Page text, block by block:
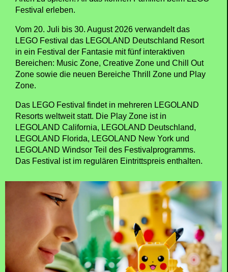
Festival erleben.
Vom 20. Juli bis 30. August 2026 verwandelt das
LEGO Festival das LEGOLAND Deutschland Resort
in ein Festival der Fantasie mit fünf interaktiven
Bereichen: Music Zone, Creative Zone und Chill Out
Zone sowie die neuen Bereiche Thrill Zone und Play
Zone.
Das LEGO Festival findet in mehreren LEGOLAND
Resorts weltweit statt. Die Play Zone ist in
LEGOLAND California, LEGOLAND Deutschland,
LEGOLAND Florida, LEGOLAND New York und
LEGOLAND Windsor Teil des Festivalprogramms.
Das Festival ist im regulären Eintrittspreis enthalten.